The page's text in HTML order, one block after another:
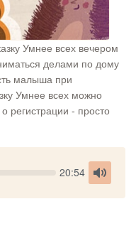
Умнее всех вечером
делами по дому
малыша при
Умнее всех можно
регистрации - просто
Current
20:54
Toggle